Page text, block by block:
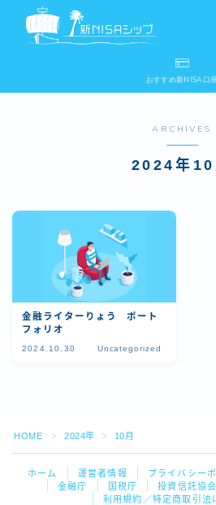
新NISA
新NISAシップ
日本証券業協会
有料記事の決済完了ページ
運営者情報
金融庁
おすすめ新NISA口
ARCHIVES
2024年10
金融ライターりょう ポート
フォリオ
2024.10.30 Uncategorized
HOME ＞ 2024年 ＞ 10月
ホーム 運営者情報 プライバシー
金融庁
国税庁 投資信託協会
利用規約／特定商取引法